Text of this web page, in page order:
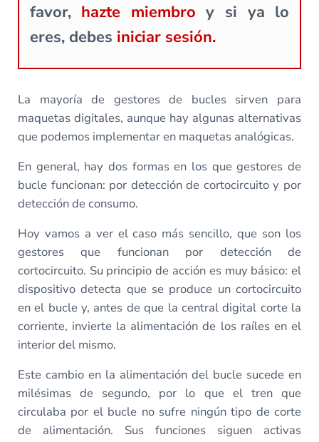
favor, hazte miembro y si ya lo
eres, debes iniciar sesión.
La mayoría de gestores de bucles sirven para
maquetas digitales, aunque hay algunas alternativas
que podemos implementar en maquetas analógicas.
En general, hay dos formas en los que gestores de
bucle funcionan: por detección de cortocircuito y por
detección de consumo.
Hoy vamos a ver el caso más sencillo, que son los
gestores que funcionan por detección de
cortocircuito. Su principio de acción es muy básico: el
dispositivo detecta que se produce un cortocircuito
en el bucle y, antes de que la central digital corte la
corriente, invierte la alimentación de los raíles en el
interior del mismo.
Este cambio en la alimentación del bucle sucede en
milésimas de segundo, por lo que el tren que
circulaba por el bucle no sufre ningún tipo de corte
de alimentación. Sus funciones siguen activas